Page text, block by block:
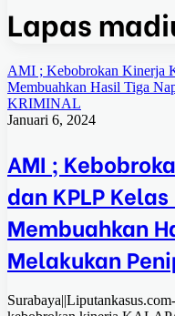
Lapas
AMI ; Kebobrokan Kinerja
Membuahkan Hasil Tiga
KRIMINAL
Januari 6, 2024
AMI ;
dan KPLP
Membuahkan
Melakukan